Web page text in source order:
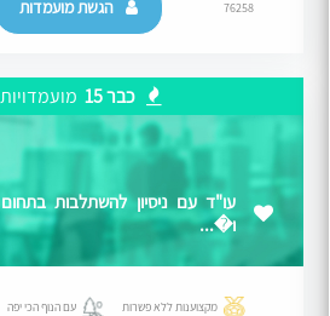
76258 הגשת מועמדות
כבר 15
עו"ד עם ניסיון להשתלבות בתחום
ו�...
מקצוענות ללא פשרות עם הנוף הכי יפה